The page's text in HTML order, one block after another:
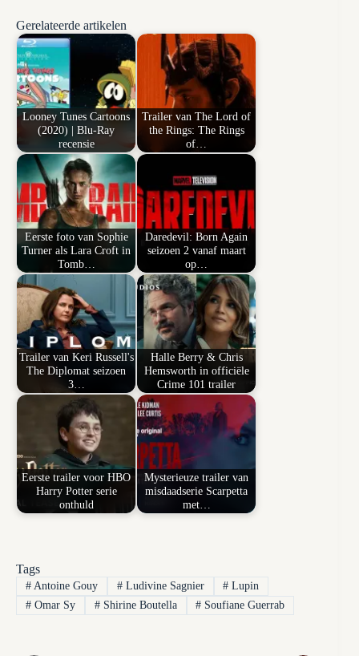
Gerelateerde artikelen
Looney Tunes Cartoons
(2020) | Blu-Ray
recensie
Trailer van The Lord of
the Rings: The Rings
of…
Eerste foto van Sophie
Turner als Lara Croft in
Tomb…
Daredevil: Born Again
seizoen 2 vanaf maart
op…
Trailer van Keri Russell's
The Diplomat seizoen
3…
Halle Berry & Chris
Hemsworth in officiële
Crime 101 trailer
Eerste trailer voor HBO
Harry Potter serie
onthuld
Mysterieuze trailer van
misdaadserie Scarpetta
met…
Tags
#Antoine Gouy #Ludivine Sagnier # Lupin
#Omar Sy #Shirine Boutella # Soufiane Guerrab